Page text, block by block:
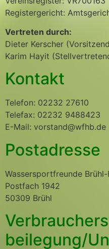
Registergericht:
Vertreten durch:
Dieter Kerscher
Karim Hayit
Kontakt
Telefon: 02232 27610
Telefax: 02232 9488423
E-Mail: vorstand@wfhb.de
Postadresse
Wassersportfreunde Brühl-
Postfach 1942
50309 Brühl
beilegung/